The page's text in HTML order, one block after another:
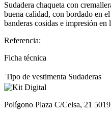
Sudadera chaqueta con
buena calidad, con bordado en
banderas cosidas e impresión en
Referencia:
Ficha técnica
Tipo de vestimenta Sudaderas
Polígono Plaza C/Celsa, 21